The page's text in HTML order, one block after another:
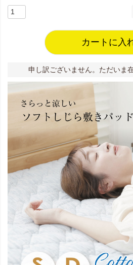
カートに入
申し訳ございません。ただいま